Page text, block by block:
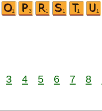
3 4 5 6 7 8